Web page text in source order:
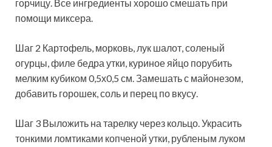
горчицу. Все ингредиенты хорошо смешать при
помощи миксера.
Шаг 2 Картофель, морковь, лук шалот, соленый
огурцы, филе бедра утки, куриное яйцо порубить
мелким кубиком 0,5х0,5 см. Замешать с майонезом,
добавить горошек, соль и перец по вкусу.
Шаг 3 Выложить на тарелку через кольцо. Украсить
тонкими ломтиками копченой утки, рубленым луком